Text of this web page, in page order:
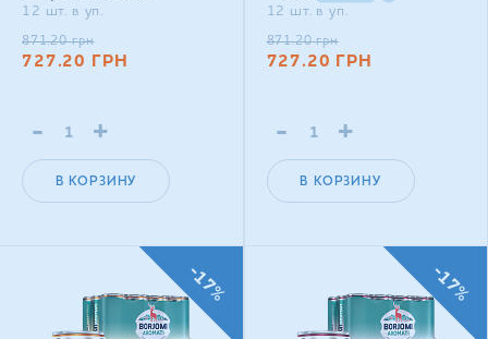
сильногазированный
напиток
12 шт. в уп.
871.20 грн
727.20 ГРН
- +
В КОРЗИНУ
энергетический
сильногазированный
напиток
12 шт. в уп.
871.20 грн
727.20 ГРН
- +
В КОРЗИНУ
-17% -17%